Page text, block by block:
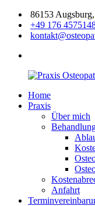
Zum
Inhalt
springen
86153
+49 176
Praxis
Osteopathie
Zertifizierte
Osteopathin
Home
Praxis
Über mich
Anfahrt